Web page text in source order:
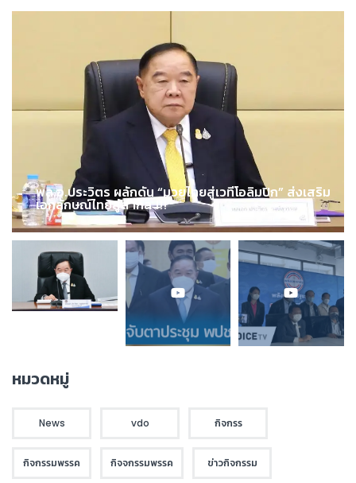
พล.อ.ประวิตร ผลักดัน “มวยไทยสู่เวทีโอลิมปิก” ส่งเสริม
เอกลักษณ์ไทยสู่สากล !!!
หมวดหมู่
News vdo กิจกรร
กิจกรรมพรรค กิจจกรรมพรรค ข่าวกิจกรรม